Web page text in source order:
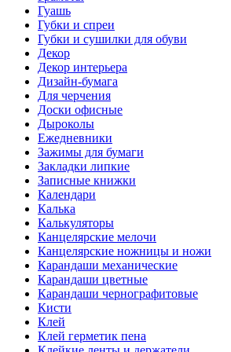
Гуашь
Губки и спреи
Губки и сушилки для обуви
Декор
Декор интерьера
Дизайн-бумага
Для черчения
Доски офисные
Дыроколы
Ежедневники
Зажимы для бумаги
Закладки липкие
Записные книжки
Календари
Калька
Калькуляторы
Канцелярские мелочи
Канцелярские ножницы и ножи
Карандаши механические
Карандаши цветные
Карандаши чернографитовые
Кисти
Клей
Клей герметик пена